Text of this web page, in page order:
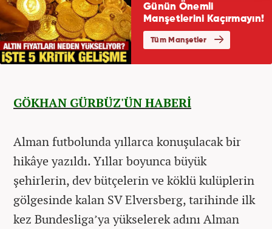
GÖKHAN GÜRBÜZ'ÜN HABERİ
Alman futbolunda yıllarca konuşulacak bir
hikâye yazıldı. Yıllar boyunca büyük
şehirlerin, dev bütçelerin ve köklü kulüplerin
gölgesinde kalan SV Elversberg, tarihinde ilk
kez Bundesliga’ya yükselerek adını Alman